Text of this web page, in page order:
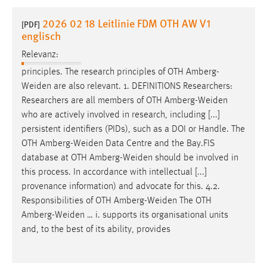
[PDF] 2026 02 18 Leitlinie FDM OTH AW V1
englisch
Relevanz:
principles. The research principles of OTH Amberg-
Weiden are also relevant. 1. DEFINITIONS Researchers:
Researchers are all members of OTH Amberg-Weiden
who are actively involved in research, including [...]
persistent identifiers (PIDs), such as a DOI or Handle. The
OTH Amberg-Weiden Data Centre and the Bay.FIS
database at OTH Amberg-Weiden should be involved in
this process. In accordance with intellectual [...]
provenance information) and advocate for this. 4.2.
Responsibilities of OTH Amberg-Weiden The OTH
Amberg-Weiden … i. supports its organisational units
and, to the best of its ability, provides
Name:
staticfilecache
Zweck:
Für performante Seitenauslieferung wird in diesem Cookie
gespeichert, ob man eingeloggt ist.
Sprachpräferenz
Name:
site-language-preference
Zweck:
Das Cookie speichert die gewählte Sprache der Website.